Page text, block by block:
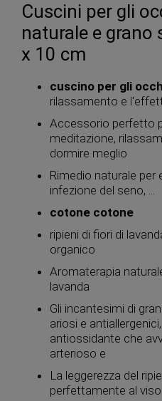
Cuscini per gli
naturale e grano
x 10 cm
cuscino per gli
rilassamento e
Accessorio perfetto
meditazione,
dormire meglio
Rimedio naturale per
infezione del seno, ...
cotone cotone
ripieni di fiori di
organico
Aromaterapia
lavanda
Gli incantesimi di
ariosi e
antiossidante che
arterioso e
La leggerezza del
perfettamente al viso